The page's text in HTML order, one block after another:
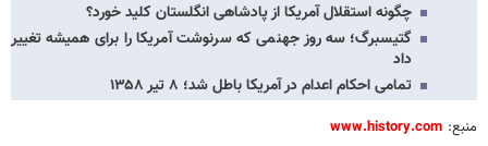
چگونه استقلال آمریکا از پادشاهی انگلستان کلید خورد؟
گتیسبرگ؛ سه روز جهنمی که سرنوشت آمریکا را برای همیشه تغییر
داد
تمامی احکام اعدام در آمریکا باطل شد؛ ۸ تیر ۱۳۵۸
منبع: